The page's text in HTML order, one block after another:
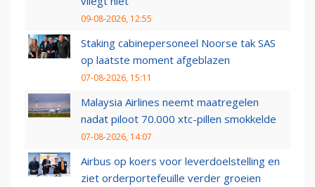
09-08-2026, 12:55
Staking cabinepersoneel Noorse tak SAS
op laatste moment afgeblazen
07-08-2026, 15:11
Malaysia Airlines neemt maatregelen
nadat piloot 70.000 xtc-pillen smokkelde
07-08-2026, 14:07
Airbus op koers voor leverdoelstelling en
ziet orderportefeuille verder groeien